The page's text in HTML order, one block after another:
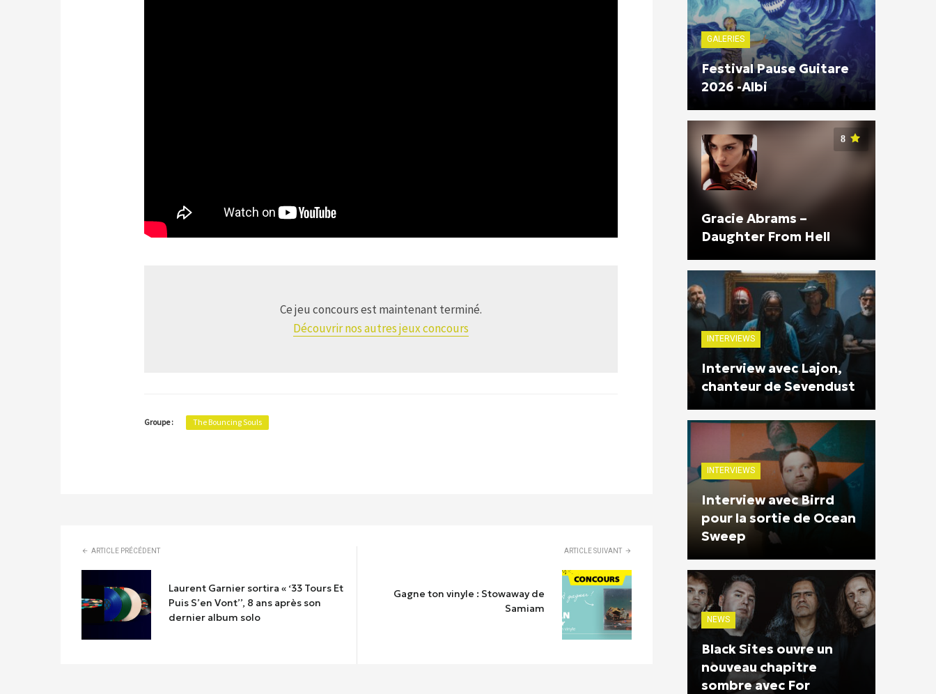
Ce jeu concours est maintenant terminé.
Découvrir nos autres jeux concours
Groupe : The Bouncing Souls
ARTICLE PRÉCÉDENT
Laurent Garnier sortira « ‘33 Tours Et
Puis S’en Vont’’, 8 ans après son
dernier album solo
ARTICLE SUIVANT
Gagne ton vinyle : Stowaway de
Samiam
GALERIES
Festival Pause Guitare
2026 -Albi
8
Gracie Abrams –
Daughter From Hell
INTERVIEWS
Interview avec Lajon,
chanteur de Sevendust
INTERVIEWS
Interview avec Birrd
pour la sortie de Ocean
Sweep
NEWS
Black Sites ouvre un
nouveau chapitre
sombre avec For